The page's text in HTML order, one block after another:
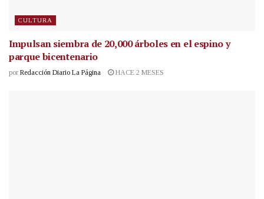
CULTURA
Impulsan siembra de 20,000 árboles en el espino y
parque bicentenario
por Redacción Diario La Página HACE 2 MESES